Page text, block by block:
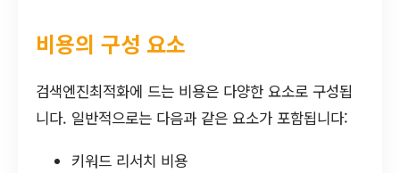
비용의 구성 요소
검색엔진최적화에 드는 비용은 다양한 요소로 구성됩
니다. 일반적으로는 다음과 같은 요소가 포함됩니다:
키워드 리서치 비용